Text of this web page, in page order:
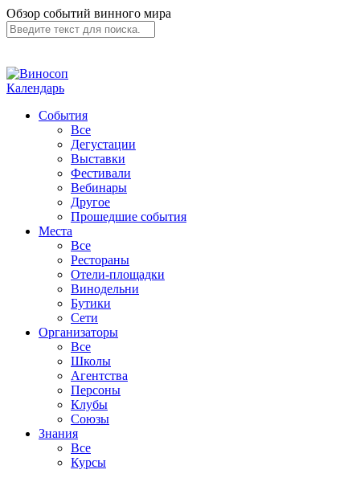
Обзор событий винного мира
Календарь
События
Все
Дегустации
Выставки
Фестивали
Вебинары
Другое
Прошедшие события
Места
Все
Рестораны
Отели-площадки
Винодельни
Бутики
Сети
Организаторы
Все
Школы
Агентства
Персоны
Клубы
Союзы
Знания
Все
Курсы